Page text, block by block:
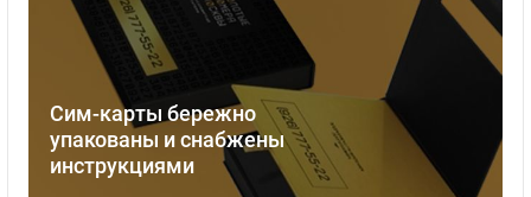
Сим-карты бережно
упакованы и снабжены
инструкциями